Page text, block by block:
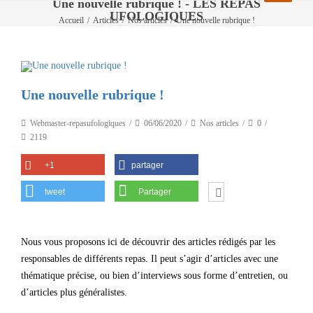
Une nouvelle rubrique ! - LES REPAS
UFOLOGIQUES
Accueil / Articles / Nos articles / Une nouvelle rubrique !
Une nouvelle rubrique !
Webmaster-repasufologiques 06/06/2020 Nos articles
0
2119
+1 partager
tweet Partager
Nous vous proposons ici de découvrir des articles rédigés par les
responsables de différents repas. Il peut s’agir d’articles avec une
thématique précise, ou bien d’interviews sous forme d’entretien, ou
d’articles plus généralistes.